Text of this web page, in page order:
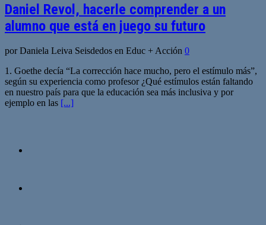
Daniel Revol, hacerle comprender a un
alumno que está en juego su futuro
por Daniela Leiva Seisdedos en Educ + Acción 0
1. Goethe decía “La corrección hace mucho, pero el estímulo más”,
según su experiencia como profesor ¿Qué estímulos están faltando
en nuestro país para que la educación sea más inclusiva y por
ejemplo en las [...]